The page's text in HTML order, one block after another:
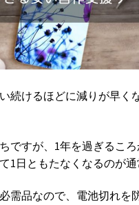
続けるほどに減りが早く
ですが、1年を過ぎるころ
1日ともたなくなるのが通
需品なので、電池切れを